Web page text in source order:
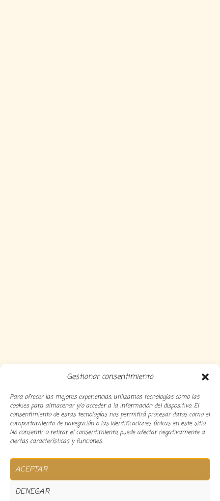
Gestionar consentimiento
Para ofrecer las mejores experiencias, utilizamos tecnologías como las
cookies para almacenar y/o acceder a la información del dispositivo. El
consentimiento de estas tecnologías nos permitirá procesar datos como el
comportamiento de navegación o las identificaciones únicas en este sitio.
No consentir o retirar el consentimiento, puede afectar negativamente a
ciertas características y funciones.
ACEPTAR
DENEGAR
Copyright 2024 Decocousiñas – Desarrollado por
informatico